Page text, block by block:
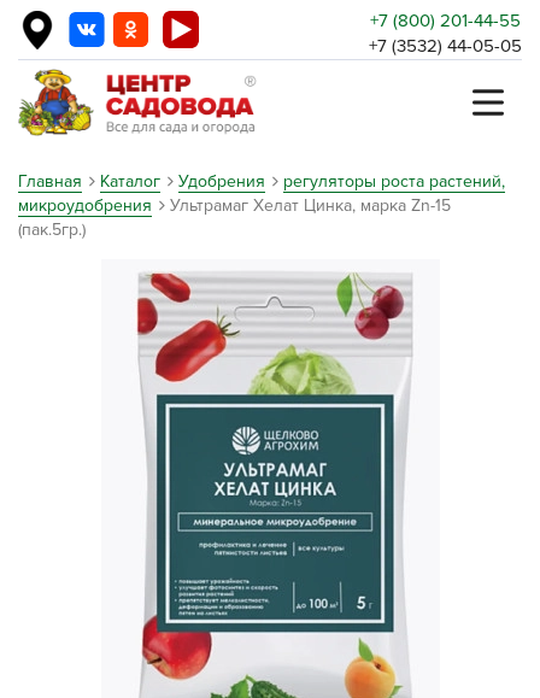
+7 (800) 201-44-55
+7 (3532) 44-05-05
Главная Каталог Удобрения
регуляторы роста растений,
микроудобрения
Ультрамаг Хелат Цинка, марка Zn-15
(пак.5гр.)